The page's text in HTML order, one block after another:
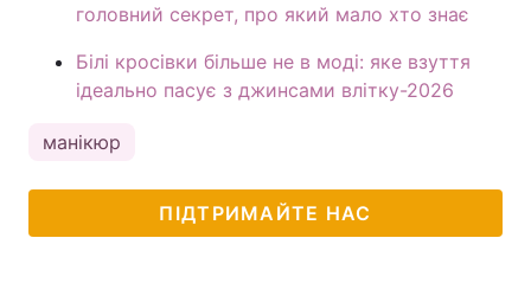
головний секрет, про який мало хто знає
Білі кросівки більше не в моді: яке взуття
ідеально пасує з джинсами влітку-2026
манікюр
ПІДТРИМАЙТЕ НАС